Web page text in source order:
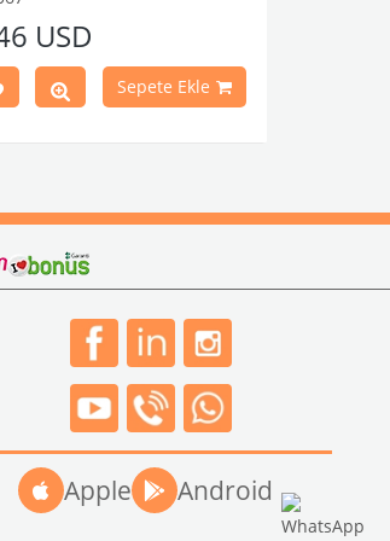
Modelleri İle Uyumludur
İle Uyumludur
1979 Yılları Arasındaki T2
USD
Sepete Ekle
Apple Android